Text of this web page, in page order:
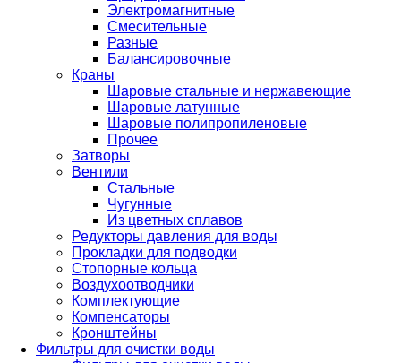
Электромагнитные
Смесительные
Разные
Балансировочные
Краны
Шаровые стальные и нержавеющие
Шаровые латунные
Шаровые полипропиленовые
Прочее
Затворы
Вентили
Стальные
Чугунные
Из цветных сплавов
Редукторы давления для воды
Прокладки для подводки
Стопорные кольца
Воздухоотводчики
Комплектующие
Компенсаторы
Кронштейны
Фильтры для очистки воды